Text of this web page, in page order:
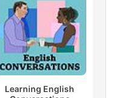
Learning English